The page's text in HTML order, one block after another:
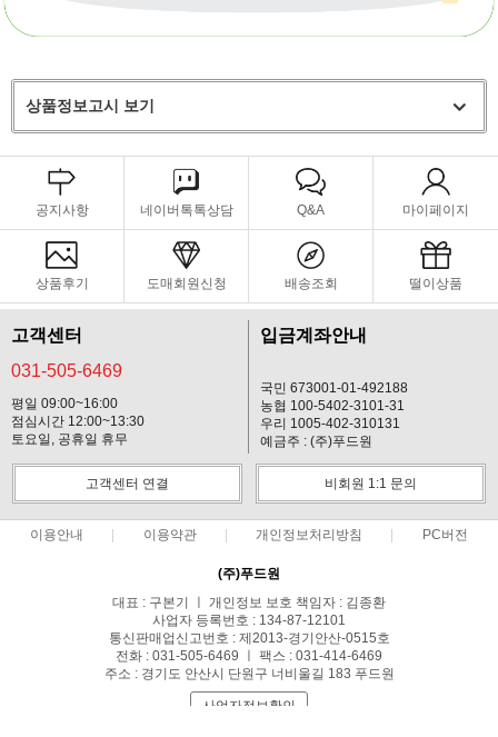
상품정보고시 보기
공지사항 네이버톡톡상담 Q&A 마이페이지
상품후기 도매회원신청 배송조회 떨이상품
고객센터
031-505-6469
평일 09:00~16:00
점심시간 12:00~13:30
토요일, 공휴일 휴무
입금계좌안내
국민 673001-01-492188
농협 100-5402-3101-31
우리 1005-402-310131
예금주 : (주)푸드원
고객센터 연결 비회원 1:1 문의
이용안내 이용약관 개인정보처리방침 PC버전
(주)푸드원
대표 : 구본기 ㅣ 개인정보 보호 책임자 : 김종환
사업자 등록번호 : 134-87-12101
통신판매업신고번호 : 제2013-경기안산-0515호
전화 : 031-505-6469 ㅣ 팩스 : 031-414-6469
주소 : 경기도 안산시 단원구 너비울길 183 푸드원
사업자정보확인